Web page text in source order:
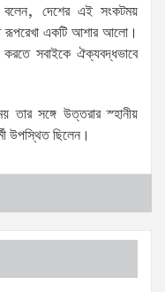
বলেন, দেশের এই সংকটময়
রূপরেখা একটি আশার আলো।
করতে সবাইকে ঐক্যবদ্ধভাবে
তার সঙ্গে উত্তরার স্হানীয়
উপস্থিত ছিলেন।